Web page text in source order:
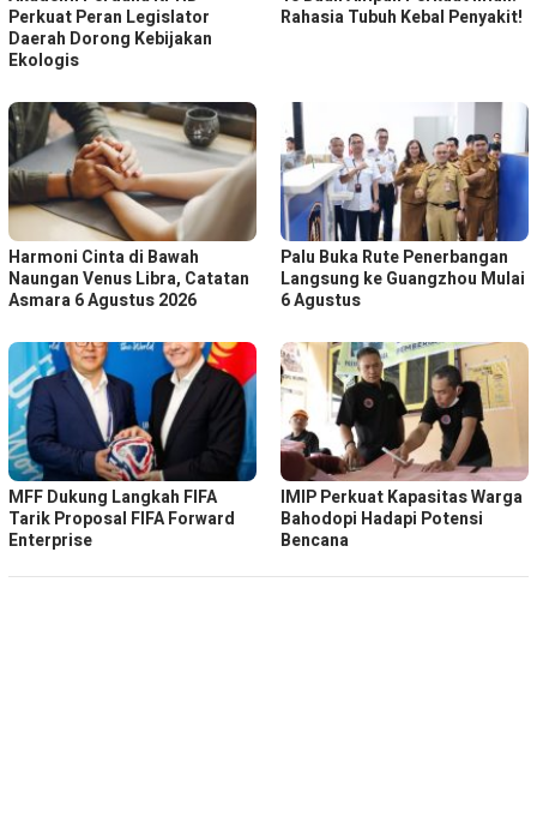
Perkuat Peran Legislator
Daerah Dorong Kebijakan
Ekologis
Rahasia Tubuh Kebal Penyakit!
Harmoni Cinta di Bawah
Naungan Venus Libra, Catatan
Asmara 6 Agustus 2026
Palu Buka Rute Penerbangan
Langsung ke Guangzhou Mulai
6 Agustus
MFF Dukung Langkah FIFA
Tarik Proposal FIFA Forward
Enterprise
IMIP Perkuat Kapasitas Warga
Bahodopi Hadapi Potensi
Bencana